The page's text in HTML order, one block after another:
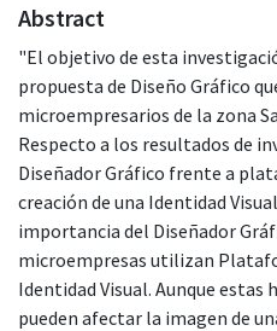
Abstract
"El objetivo de esta
propuesta de Diseño Gráfico
microempresarios de la zona
Respecto a los resultados de
Diseñador Gráfico frente a
creación de una Identidad
importancia del Diseñador
microempresas utilizan
Identidad Visual. Aunque
pueden afectar la imagen de